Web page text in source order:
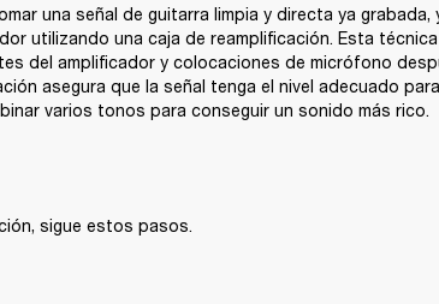
una señal de guitarra limpia y directa ya grabada,
utilizando una caja de reamplificación. Esta
del amplificador y colocaciones de micrófono
asegura que la señal tenga el nivel adecuado
varios tonos para conseguir un sonido más rico.
sigue estos pasos.